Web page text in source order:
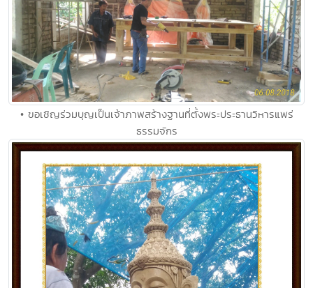
• ขอเชิญร่วมบริจาคทุนการศึกษา